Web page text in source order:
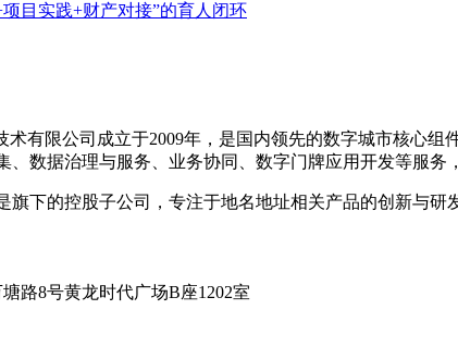
目实践+财产对接”的育人闭环
术有限公司成立于2009年，是国内领先的数字城市核心
、数据治理与服务、业务协同、数字门牌应用开发等服务
旗下的控股子公司，专注于地名地址相关产品的创新与研
路8号黄龙时代广场B座1202室